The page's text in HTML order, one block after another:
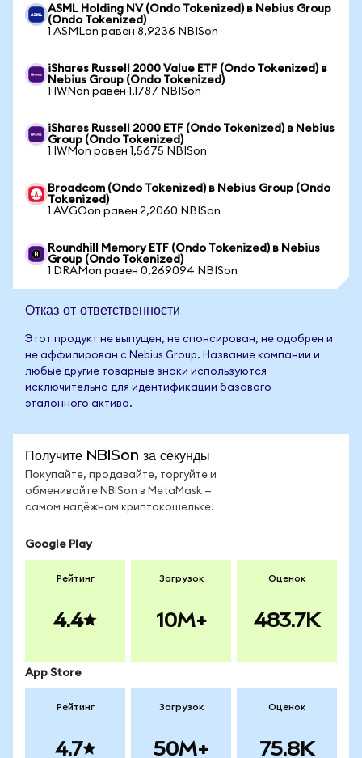
ASML Holding NV (Ondo Tokenized) в Nebius Group
(Ondo Tokenized)
1 ASMLon равен 8,9236 NBISon
iShares Russell 2000 Value ETF (Ondo Tokenized) в
Nebius Group (Ondo Tokenized)
1 IWNon равен 1,1787 NBISon
iShares Russell 2000 ETF (Ondo Tokenized) в Nebius
Group (Ondo Tokenized)
1 IWMon равен 1,5675 NBISon
Broadcom (Ondo Tokenized) в Nebius Group (Ondo
Tokenized)
1 AVGOon равен 2,2060 NBISon
Roundhill Memory ETF (Ondo Tokenized) в Nebius
Group (Ondo Tokenized)
1 DRAMon равен 0,269094 NBISon
Отказ от ответственности
Этот продукт не выпущен, не спонсирован, не одобрен и
не аффилирован с Nebius Group. Название компании и
любые другие товарные знаки используются
исключительно для идентификации базового
эталонного актива.
Получите NBISon за секунды
Покупайте, продавайте, торгуйте и
обменивайте NBISon в MetaMask —
самом надёжном криптокошельке.
Google Play
Рейтинг
4.4
Загрузок
10M+
Оценок
483.7K
App Store
Рейтинг
4.7
Загрузок
50M+
Оценок
75.8K